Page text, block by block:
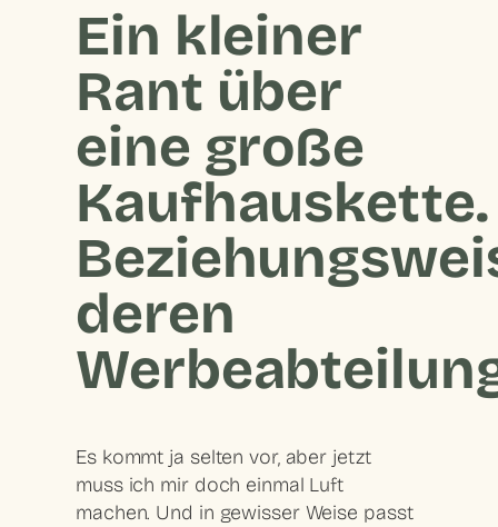
Ein kleiner
Rant über
eine große
Kaufhauskette.
deren
Es kommt ja selten vor, aber jetzt
muss ich mir doch einmal Luft
machen. Und in gewisser Weise passt